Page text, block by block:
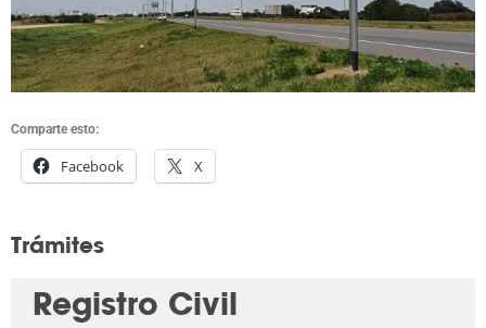
Comparte esto:
Facebook X
Trámites
Registro Civil